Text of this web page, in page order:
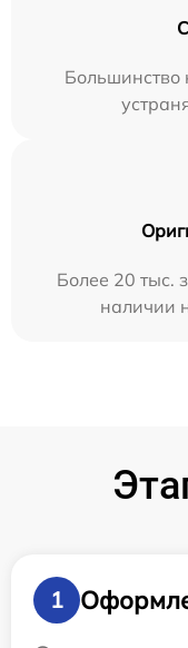
Большинство
Более 20 тыс.
наличии
1